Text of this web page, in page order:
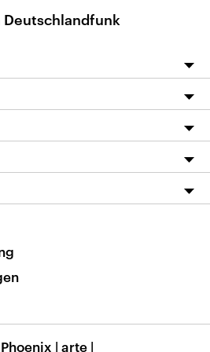
Deutschlandfunk
dlf.de
App
Phoenix | arte |